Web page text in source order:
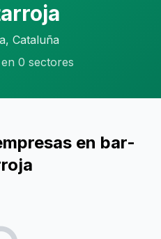
Cataluña
0 sectores
en bar-